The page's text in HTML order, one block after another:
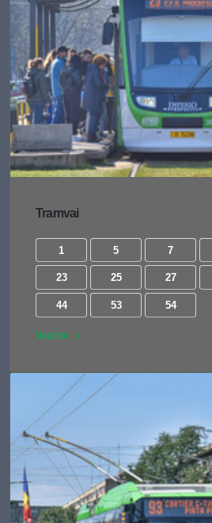
Tramvai
1 5 7
23 25 27
44 53 54
Vezi tot